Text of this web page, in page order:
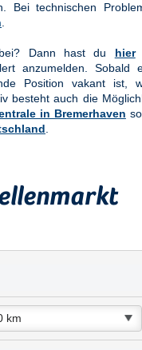
Bei technischen
Dann hast du hier
anzumelden. Sobald
Position vakant ist,
besteht auch die
in Bremerhaven